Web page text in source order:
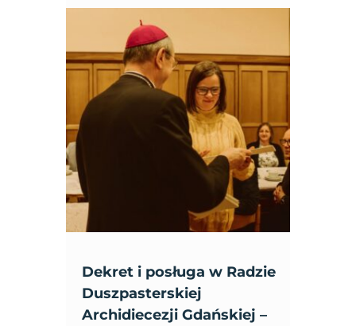
Dekret i posługa w Radzie
Duszpasterskiej
Archidiecezji Gdańskiej –